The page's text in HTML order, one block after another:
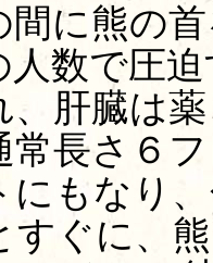
間に熊の
人数で圧
、肝臓は
常長さ６
にもなり
すぐに、